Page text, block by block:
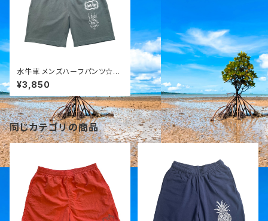
水牛車 メンズハーフパンツ☆新
色
¥3,850
同じカテゴリの商品